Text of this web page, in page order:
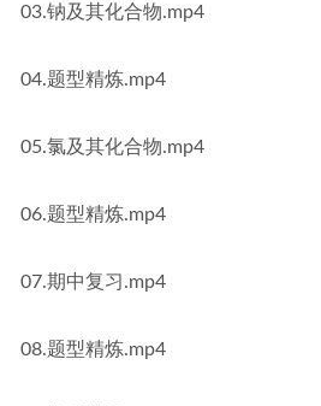
03.钠及其化合物.mp4
04.题型精炼.mp4
05.氯及其化合物.mp4
06.题型精炼.mp4
07.期中复习.mp4
08.题型精炼.mp4